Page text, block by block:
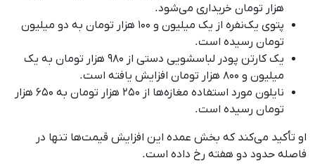
هزار تومان خریداری می‌شود.
پتوی یک‌نفره از یک میلیون و ۱۰۰ هزار تومان به دو میلیون
تومان رسیده است.
یک کارتن پودر لباسشویی دستی از ۹۸۰ هزار تومان به یک
میلیون و ۸۰۰ هزار تومان افزایش یافته است.
نایلون مورد استفاده مغازه‌ها از ۲۵۰ هزار تومان به ۶۵۰ هزار
تومان رسیده است.
او تأکید می‌کند که بخش عمده این افزایش قیمت‌ها تنها در
فاصله حدود دو هفته رخ داده است.